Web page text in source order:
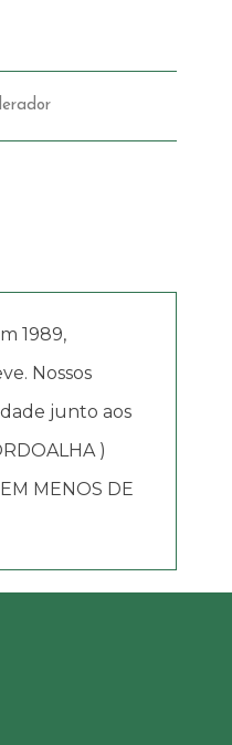
1989,
Nossos
junto aos
)
MENOS DE